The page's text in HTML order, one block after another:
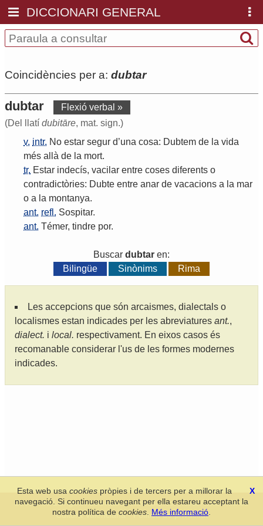
DICCIONARI GENERAL
Coincidències per a: dubtar
dubtar
Flexió verbal »
(Del llatí dubitāre, mat. sign.)
v. intr. No estar segur d’una cosa: Dubtem de la vida
més allà de la mort.
tr. Estar indecís, vacilar entre coses diferents o
contradictòries: Dubte entre anar de vacacions a la mar
o a la montanya.
ant. refl. Sospitar.
ant. Témer, tindre por.
Buscar dubtar en:
Bilingüe
Sinònims Rima
Les accepcions que són arcaismes, dialectals o
localismes estan indicades per les abreviatures ant.,
dialect. i local. respectivament. En eixos casos és
recomanable considerar l'us de les formes modernes
indicades.
Secció de Llengua i Lliteratura Valencianes-Real Acadèmia de
Cultura Valenciana-Política de privacitat
X
Esta web usacookies pròpies i de tercers per a millorar la
navegació. Si continueu navegant per ella estareu acceptant la
nostra política de cookies Més informació